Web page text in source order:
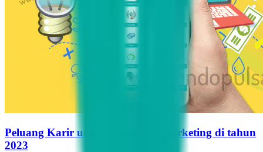
Peluang Karir untuk Influencer Marketing di tahun
2023